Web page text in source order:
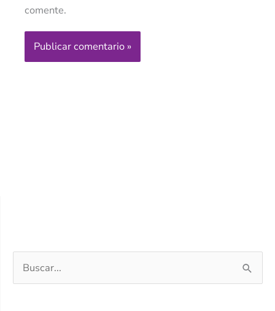
comente.
Buscar
por: